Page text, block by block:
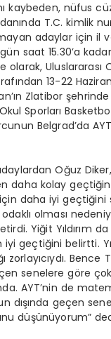
kaybeden, nüfus
T.C. kimlik
adaylar için il
saat 15.30’a
olarak, Uluslararası
13-22
Zlatibor
Sporları
Belgrad’da
Oğuz
daha kolay
için daha iyi geçtiğini
olması
Yiğit Yıldırım
geçtiğini belirtti.
Bence
senelere göre çok
AYT’nin de
dışında geçen
düşünüyorum”